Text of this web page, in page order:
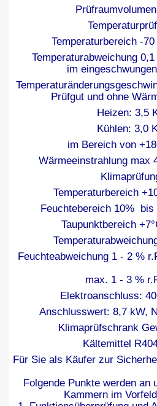
Temperaturbereich -
Temperaturabweichung
im
Prüfgut und ohne
Heizen: 3,5
Kühlen: 3,0
im Bereich von
Wärmeeinstrahlung max
Temperaturbereich
Feuchtebereich 10% bis
Taupunktbereich
Feuchteabweichung 1 - 2 %
max. 1 - 3 % r.F.
Elektroanschluss:
Anschlusswert: 8,7 kW,
Klimaprüfschrank
Kältemittel
Für Sie als Käufer zur
Folgende Punkte werden an
Kammern im